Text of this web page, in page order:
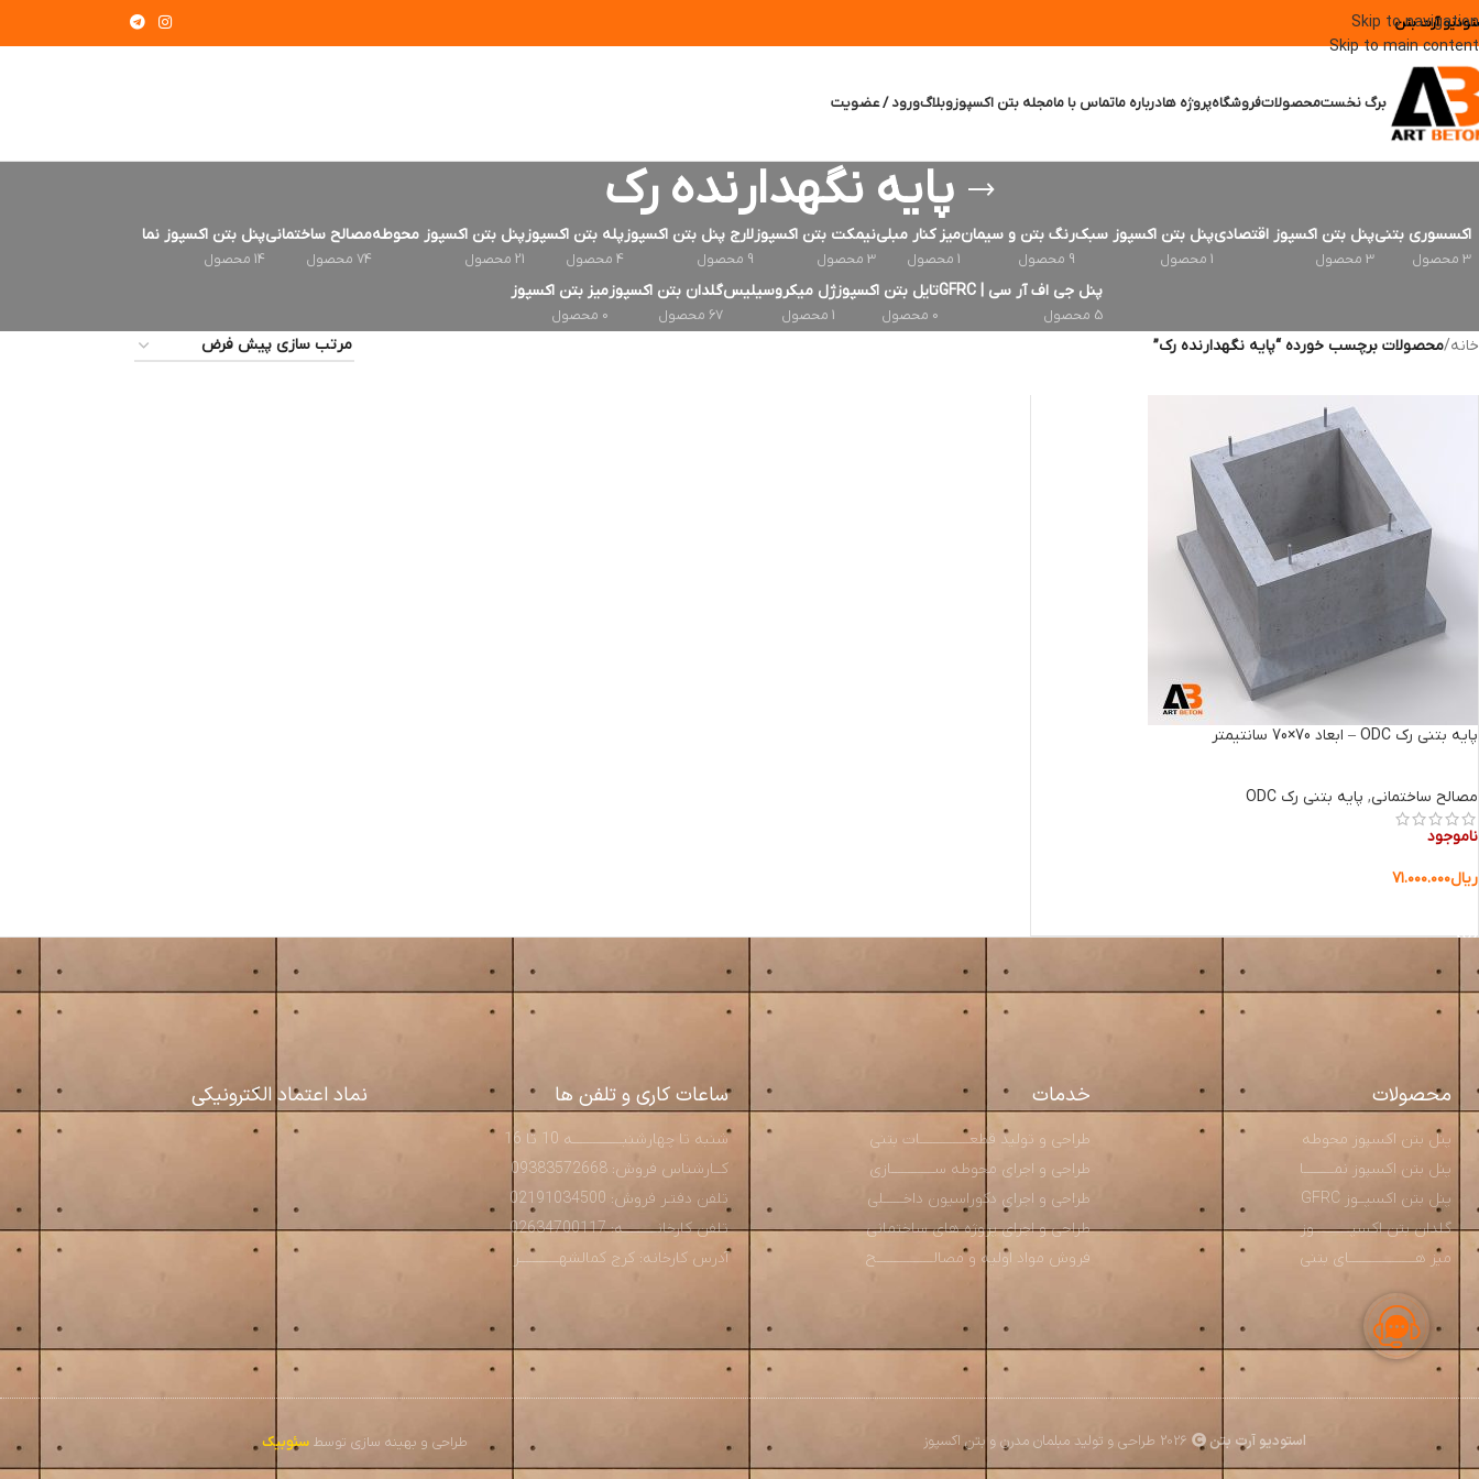
Skip to navigation
Skip to main content
آرت بتن
برگ نخستمحصولاتفروشگاهپروژه هادرباره ماتماس با مامجله بتن اکسپوزوبلاگورود / عضویت
پایه نگهدارنده رک
اکسسوری بتنی
3 محصول
پنل بتن اکسپوز اقتصادی
3 محصول
پنل بتن اکسپوز سبک
1 محصول
رنگ بتن و سیمان
9 محصول
میز کنار مبلی
1 محصول
نیمکت بتن اکسپوز
3 محصول
لارج پنل بتن اکسپوز
9 محصول
پله بتن اکسپوز
4 محصول
پنل بتن اکسپوز محوطه
21 محصول
مصالح ساختمانی
74 محصول
پنل بتن اکسپوز نما
14 محصول
پنل جی اف آر سی | GFRC
5 محصول
تایل بتن اکسپوز
0 محصول
ژل میکروسیلیس
1 محصول
گلدان بتن اکسپوز
67 محصول
میز بتن اکسپوز
0 محصول
خانه/محصولات برچسب خورده “پایه نگهدارنده رک”
پایه بتنی رک ODC – ابعاد 70×70 سانتیمتر
مصالح ساختمانی, پایه بتنی رک ODC
ناموجود
ریال۷۱.۰۰۰.۰۰۰
محصولات
پنل بتن اکسپوز محوطه
پنل بتن اکسپوز نمـــــــــا
پنل بتن اکسپــوز GFRC
گلدان بتن اکسپـــــــــــوز
میز هــــــــــــــــــــای بتنی
خدمات
طراحی و تولید قطعـــــــــــــــات بتنی
طراحی و اجرای محوطه ســـــــــــــازی
طراحی و اجرای دکوراسیون داخــــــلی
طراحی و اجرای پروژه های ساختمانی
فروش مواد اولیه و مصالـــــــــــــــــح
ساعات کاری و تلفن ها
شنبه تا چهارشنبـــــــــــــــه 10 تا 16
کــارشناس فروش: 09383572668
تلفن دفتـر فروش: 02191034500
تلفن کارخانــــــــــه: 02634700117
آدرس کارخانه: کرج کمالشهــــــــــــر
نماد اعتماد الکترونیکی
استودیو آرت بتن طراحی و بهینه سازی توسطسئوبیک